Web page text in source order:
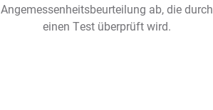
Angemessenheitsbeurteilung ab, die durch
einen Test überprüft wird.